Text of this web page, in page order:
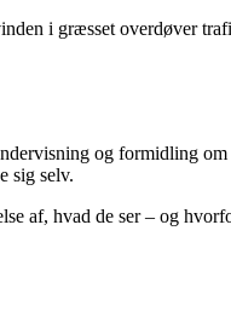
i græsset overdøver
og formidling
sig selv.
af, hvad de ser – og